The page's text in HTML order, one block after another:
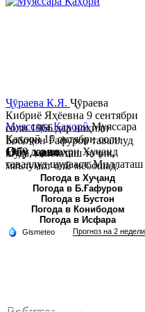
Муяссара ҚаҳорӣМуяссара
Қаҳорӣ 15 октябри соли
1979 дар шаҳри Хуҷанд
таваллуд шудааст. Миллаташ
тоҷик. Маълумот олӣ. Соли
2002 Донишгоҳи давлатии
Хуҷанд ба...
Ҷӯраева К.Я. Ҷӯраева
Кибриё Яҳёевна 9 сентябри
соли 1966 дар ноҳияи
Бобоҷон Ғафуров таваллуд
шуда, миллаташ тоҷик,
маълумот олӣ мебошад.
Соли 1997 Донишг...
Обу хаво
Погода в Хуҷанд
Погода в Б.Ғафуров
Погода в Бустон
Погода в Конибодом
Погода в Исфара